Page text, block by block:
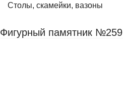
Столы, скамейки, вазоны
Фигурный памятник №259